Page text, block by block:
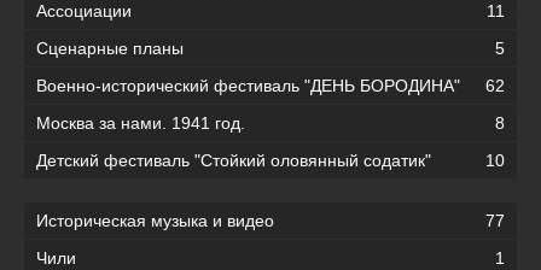
Ассоциации
11
Сценарные планы
5
Военно-исторический фестиваль "ДЕНЬ БОРОДИНА"
62
Москва за нами. 1941 год.
8
Детский фестиваль "Стойкий оловянный содатик"
10
Историческая музыка и видео
77
Чили
1